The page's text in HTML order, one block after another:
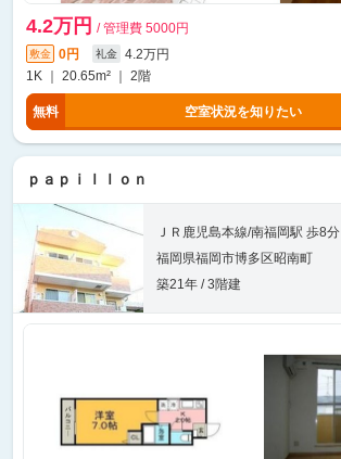
4.2万円 / 管理費 5000円
敷金 0円 礼金
4.2万円
1K ｜ 20.65m² ｜ 2階
無料 空室状況を知りたい
ｐａｐｉｌｌｏｎ
ＪＲ鹿児島本線/南福岡駅 歩8分
福岡県福岡市博多区昭南町
築21年 / 3階建